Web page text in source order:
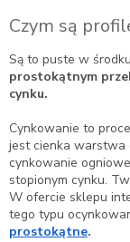
Czym są
Są to puste w środku
prostokątnym
cynku.
Cynkowanie to
jest cienka warstwa
cynkowanie
stopionym cynku.
W ofercie sklepu
tego typu
prostokątne.